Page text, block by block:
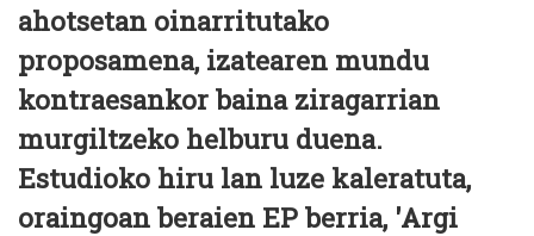
ahotsetan oinarritutako
proposamena, izatearen mundu
kontraesankor baina ziragarrian
murgiltzeko helburu duena.
Estudioko hiru lan luze kaleratuta,
oraingoan beraien EP berria, 'Argi